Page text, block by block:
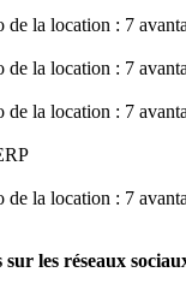
de la location : 7
de la location : 7
de la location : 7
de la location : 7
les réseaux